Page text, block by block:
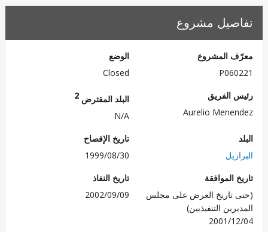
مشروع
المشروع
الفريق
Aurelio
البلد المقترض
تاريخ الإفصاح
1999/08/30
الموافقة
تاريخ العرض على مجلس
التنفيذيين)
2001/
تاريخ النفاذ
2002/09/09